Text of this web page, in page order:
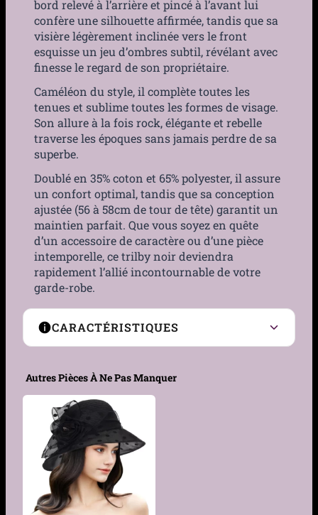
bord relevé à l’arrière et pincé à l’avant lui
confère une silhouette affirmée, tandis que sa
visière légèrement inclinée vers le front
esquisse un jeu d’ombres subtil, révélant avec
finesse le regard de son propriétaire.
Caméléon du style, il complète toutes les
tenues et sublime toutes les formes de visage.
Son allure à la fois rock, élégante et rebelle
traverse les époques sans jamais perdre de sa
superbe.
Doublé en 35% coton et 65% polyester, il assure
un confort optimal, tandis que sa conception
ajustée (56 à 58cm de tour de tête) garantit un
maintien parfait. Que vous soyez en quête
d’un accessoire de caractère ou d’une pièce
intemporelle, ce trilby noir deviendra
rapidement l’allié incontournable de votre
garde-robe.
CARACTÉRISTIQUES
Couleur
Matière
Taille
Genre Femme, Homme
Autres Pièces À Ne Pas Manquer